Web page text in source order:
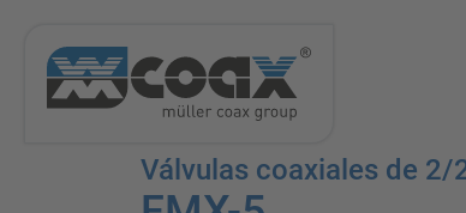
Válvulas coaxiales de 2/